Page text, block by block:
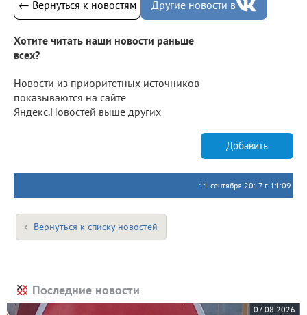
← Вернуться к новостям Другие новости в
Хотите читать наши новости раньше
всех?
Новости из приоритетных источников
показываются на сайте
Яндекс.Новостей выше других
Добавить
11 сентября 2017 г. 11:09
Вернуться к списку новостей
Последние новости
07.08.2026